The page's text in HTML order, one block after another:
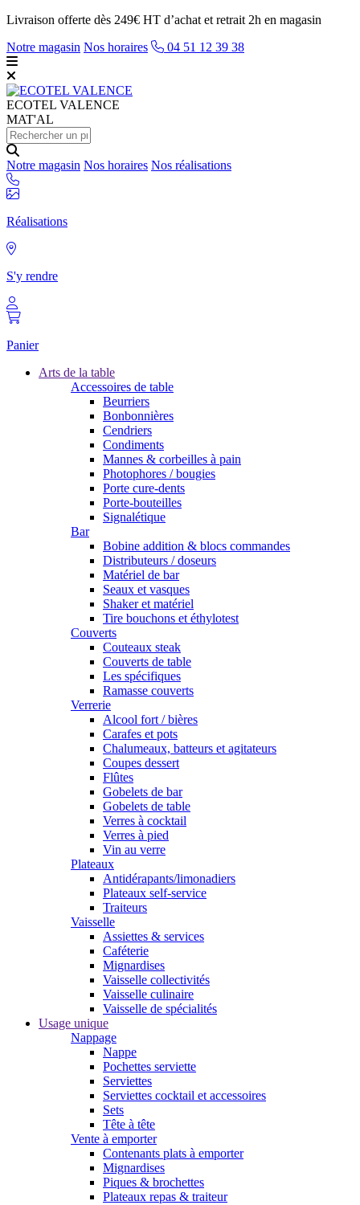
Livraison offerte dès 249€ HT d’achat et retrait 2h en magasin
Notre magasin Nos horaires 04 51 12 39 38
ECOTEL VALENCE
MAT'AL
Notre magasin Nos horaires Nos réalisations
Réalisations
S'y rendre
Panier
Arts de la table
Accessoires de table
Beurriers
Bonbonnières
Cendriers
Condiments
Mannes & corbeilles à pain
Photophores / bougies
Porte cure-dents
Porte-bouteilles
Signalétique
Bar
Bobine addition & blocs commandes
Distributeurs / doseurs
Matériel de bar
Seaux et vasques
Shaker et matériel
Tire bouchons et éthylotest
Couverts
Couteaux steak
Couverts de table
Les spécifiques
Ramasse couverts
Verrerie
Alcool fort / bières
Carafes et pots
Chalumeaux, batteurs et agitateurs
Coupes dessert
Flûtes
Gobelets de bar
Gobelets de table
Verres à cocktail
Verres à pied
Vin au verre
Plateaux
Antidérapants/limonadiers
Plateaux self-service
Traiteurs
Vaisselle
Assiettes & services
Caféterie
Mignardises
Vaisselle collectivités
Vaisselle culinaire
Vaisselle de spécialités
Usage unique
Nappage
Nappe
Pochettes serviette
Serviettes
Serviettes cocktail et accessoires
Sets
Tête à tête
Vente à emporter
Contenants plats à emporter
Mignardises
Piques & brochettes
Plateaux repas & traiteur